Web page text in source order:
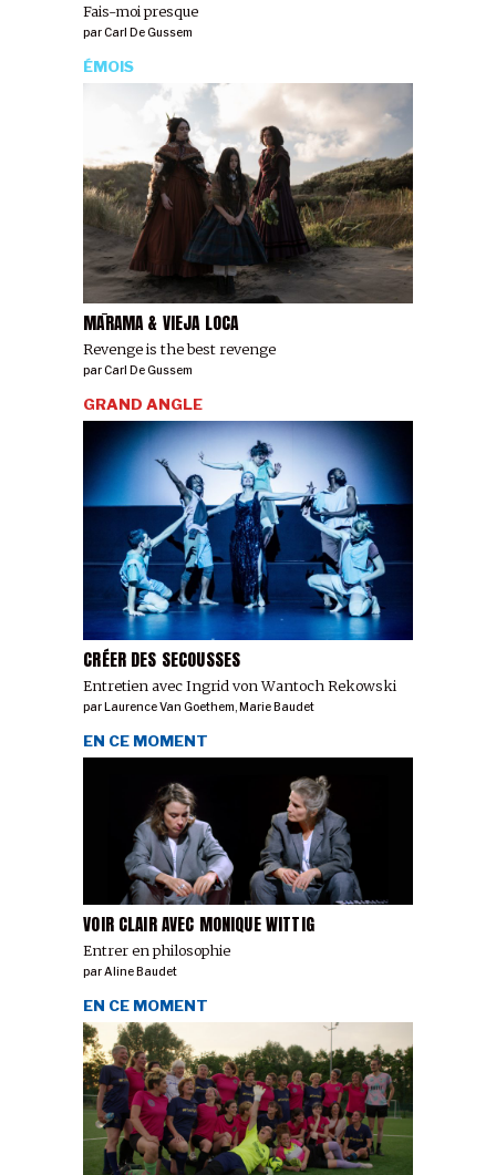
Fais-moi presque
parCarl De Gussem
MĀRAMA & VIEJA LOCA
Revenge is the best revenge
ÉMOIS
parCarl De Gussem
CRÉER DES SECOUSSES
Entretien avec Ingrid von Wantoch Rekowski
GRAND ANGLE
par Laurence Van Goethem, Marie Baudet
VOIR CLAIR AVEC MONIQUE WITTIG
Entrer en philosophie
EN CE MOMENT
parAline Baudet
EN CE MOMENT